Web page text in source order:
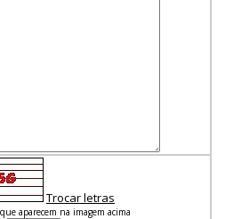
Trocar letras
aparecem na imagem acima